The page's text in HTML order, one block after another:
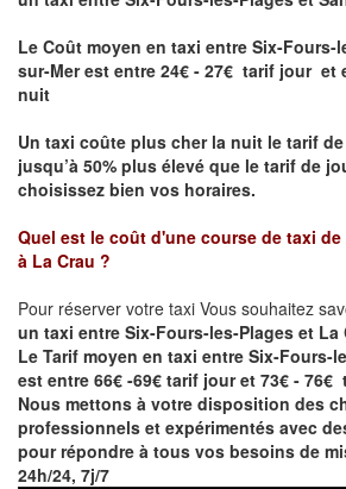
Le Coût moyen en taxi entre Six-Fours-
sur-Mer est entre 24€ - 27€ tarif jour et
nuit
Un taxi coûte plus cher la nuit le tarif
jusqu’à 50% plus élevé que le tarif de
choisissez bien vos horaires.
Quel est le coût d'une course de taxi de
à La Crau ?
Pour réserver votre taxi Vous souhaitez
un taxi entre Six-Fours-les-Plages et La
Le Tarif moyen en taxi entre Six-Fours-
est entre 66€ -69€ tarif jour et 73€ -
Nous mettons à votre disposition des
professionnels et expérimentés avec
pour répondre à tous vos besoins de
24h/24, 7j/7